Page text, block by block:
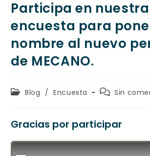
Participa en nuestra
encuesta para
nombre al nuevo
de MECANO.
Blog / Encuesta Sin
Gracias por participar